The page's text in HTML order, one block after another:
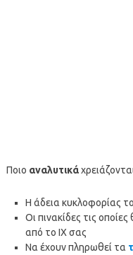
Ποιο αναλυτικά
Η άδεια κυκλοφορίας
Οι πινακίδες τις
από το ΙΧ σας
Να έχουν πληρωθεί τα